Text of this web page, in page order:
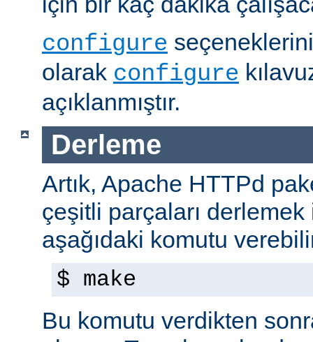
configure
olarak configure
açıklanmıştır.
Derleme
Artık, Apache HTTPd
çeşitli parçaları
aşağıdaki komutu
$ make
Bu komutu verdikten